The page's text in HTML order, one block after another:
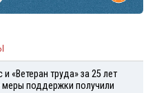
«Ветеран труда» за 25 лет
меры поддержки получили